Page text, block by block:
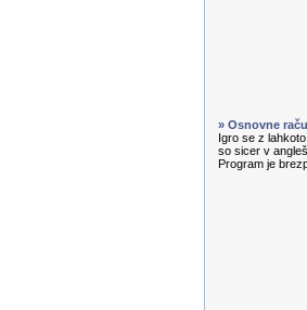
» Osnovne
Igro se z
so sicer v
Program je